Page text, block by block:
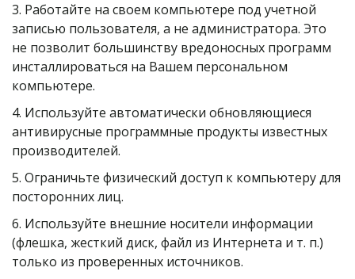
3. Работайте на своем компьютере под учетной
записью пользователя, а не администратора. Это
не позволит большинству вредоносных программ
инсталлироваться на Вашем персональном
компьютере.
4. Используйте автоматически обновляющиеся
антивирусные программные продукты известных
производителей.
5. Ограничьте физический доступ к компьютеру для
посторонних лиц.
6. Используйте внешние носители информации
(флешка, жесткий диск, файл из Интернета и т. п.)
только из проверенных источников.